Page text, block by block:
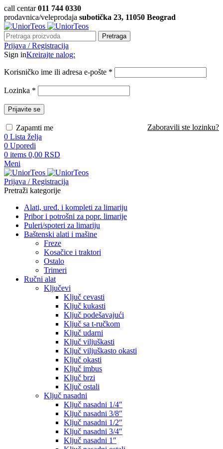
call centar011 744 0330
prodavnica/veleprodaja subotička 23, 11050 Beograd
Pretraga
Prijava / Registracija
Sign inKreirajte nalog:
Korisničko ime ili adresa e-pošte *
Lozinka *
Prijavite se
Zaboravili ste lozinku?
Zapamti me
0 Lista želja
0 Uporedi
0 items 0,00 RSD
Meni
Prijava / Registracija
Pretraži kategorije
Alati, uređ. i kompleti za limariju
Pribor i potrošni za popr. limarije
Puleri/spoteri za limariju
Baštenski alati i mašine
Freze
Kosačice i traktori
Ostalo
Trimeri
Ručni alat
Ključevi
Ključ cevasti
Ključ kukasti
Ključ podešavajući
Ključ sa t-ručkom
Ključ udarni
Ključ viljuškasti
Ključ viljuškasto okasti
Ključ okasti
Ključ imbus
Ključ brzi
Ključ ostali
Ključ nasadni
Ključ nasadni 1/4″
Ključ nasadni 3/8″
Ključ nasadni 1/2″
Ključ nasadni 3/4″
Ključ nasadni 1″